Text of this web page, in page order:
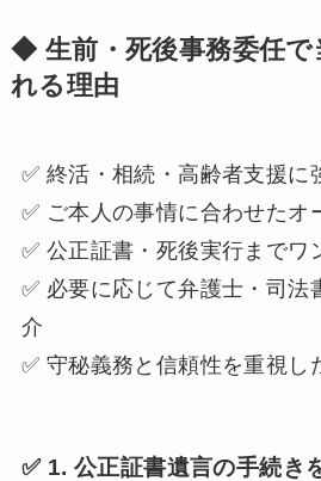
◆ 生前・死後事務委任で
れる理由
✅ 終活・相続・高齢者支援に
✅ ご本人の事情に合わせたオ
✅ 公正証書・死後実行までワ
✅ 必要に応じて弁護士・司法
介
✅ 守秘義務と信頼性を重視し
✅ 1. 公正証書遺言の手続き